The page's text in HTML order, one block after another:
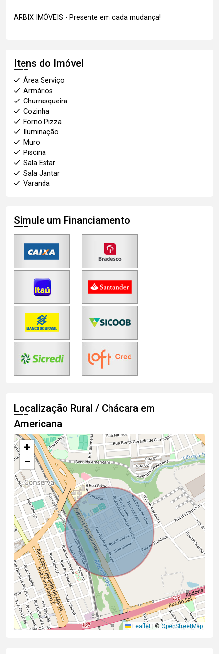
ARBIX IMÓVEIS - Presente em cada mudança!
Itens do Imóvel
Área Serviço
Armários
Churrasqueira
Cozinha
Forno Pizza
Iluminação
Muro
Piscina
Sala Estar
Sala Jantar
Varanda
Simule um Financiamento
Localização Rural / Chácara em
Americana
+
−
Leaflet | © OpenStreetMap